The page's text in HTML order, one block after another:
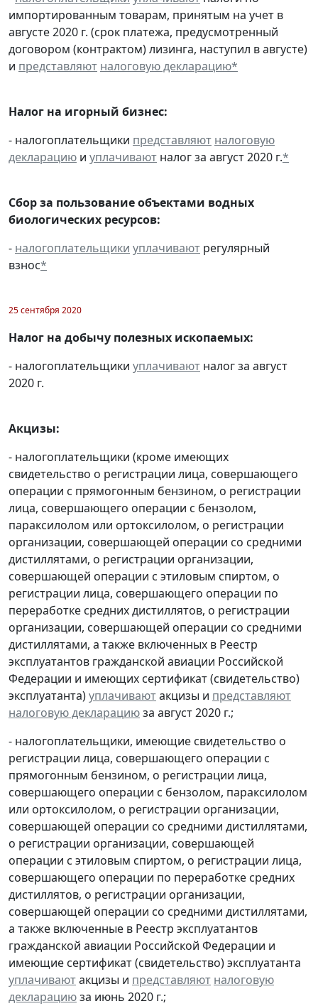
импортированным товарам, принятым на учет в
августе 2020 г. (срок платежа, предусмотренный
договором (контрактом) лизинга, наступил в августе)
и представляют налоговую декларацию*
Налог на игорный бизнес:
- налогоплательщики представляют налоговую
декларацию и уплачивают налог за август 2020 г.*
Сбор за пользование объектами водных
биологических ресурсов:
- налогоплательщики уплачивают регулярный
взнос*
25 сентября 2020
Налог на добычу полезных ископаемых:
- налогоплательщики уплачивают налог за август
2020 г.
Акцизы:
- налогоплательщики (кроме имеющих
свидетельство о регистрации лица, совершающего
операции с прямогонным бензином, о регистрации
лица, совершающего операции с бензолом,
параксилолом или ортоксилолом, о регистрации
организации, совершающей операции со средними
дистиллятами, о регистрации организации,
совершающей операции с этиловым спиртом, о
регистрации лица, совершающего операции по
переработке средних дистиллятов, о регистрации
организации, совершающей операции со средними
дистиллятами, а также включенных в Реестр
эксплуатантов гражданской авиации Российской
Федерации и имеющих сертификат (свидетельство)
эксплуатанта)уплачиваютакцизы и представляют
налоговую декларациюза август 2020 г.;
- налогоплательщики, имеющие свидетельство о
регистрации лица, совершающего операции с
прямогонным бензином, о регистрации лица,
совершающего операции с бензолом, параксилолом
или ортоксилолом, о регистрации организации,
совершающей операции со средними дистиллятами,
о регистрации организации, совершающей
операции с этиловым спиртом, о регистрации лица,
совершающего операции по переработке средних
дистиллятов, о регистрации организации,
совершающей операции со средними дистиллятами,
а также включенные в Реестр эксплуатантов
гражданской авиации Российской Федерации и
имеющие сертификат (свидетельство) эксплуатанта
уплачиваютакцизы и представляют налоговую
декларациюза июнь 2020 г.;